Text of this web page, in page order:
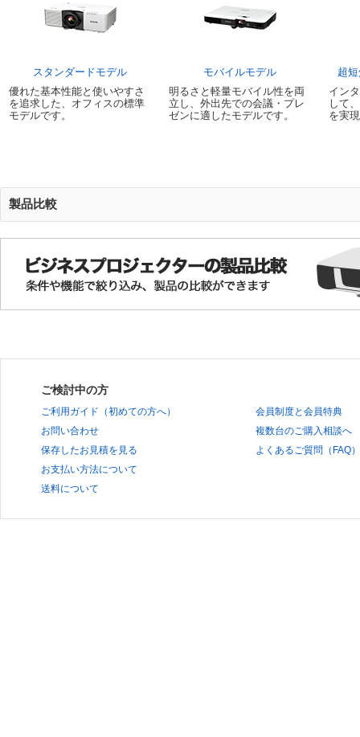
スタンダードモデル
優れた基本性能と使いやすさ
を追求した、オフィスの標準
モデルです。
モバイルモデル
明るさと軽量モバイル性を両
立し、外出先での会議・プレ
ゼンに適したモデルです。
超
イン
して
を実
製品比較
ご検討中の方
ご利用ガイド（初めての方へ）
お問い合わせ
保存したお見積を見る
お支払い方法について
送料について
会員制度と会員特典
複数台のご購入相談へ
よくあるご質問（FAQ）